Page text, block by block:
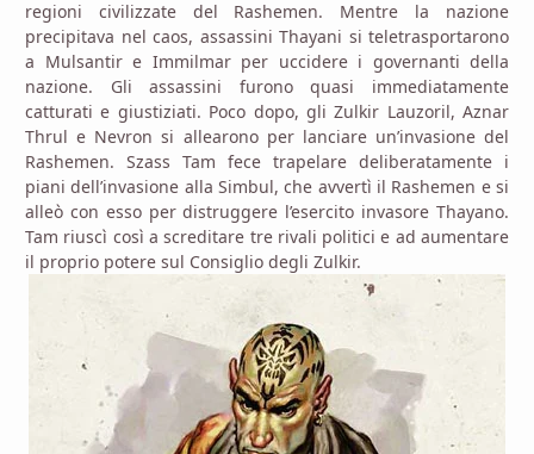
regioni civilizzate del Rashemen. Mentre la nazione
precipitava nel caos, assassini Thayani si teletrasportarono
a Mulsantir e Immilmar per uccidere i governanti della
nazione. Gli assassini furono quasi immediatamente
catturati e giustiziati. Poco dopo, gli Zulkir Lauzoril, Aznar
Thrul e Nevron si allearono per lanciare un’invasione del
Rashemen. Szass Tam fece trapelare deliberatamente i
piani dell’invasione alla Simbul, che avvertì il Rashemen e si
alleò con esso per distruggere l’esercito invasore Thayano.
Tam riuscì così a screditare tre rivali politici e ad aumentare
il proprio potere sul Consiglio degli Zulkir.